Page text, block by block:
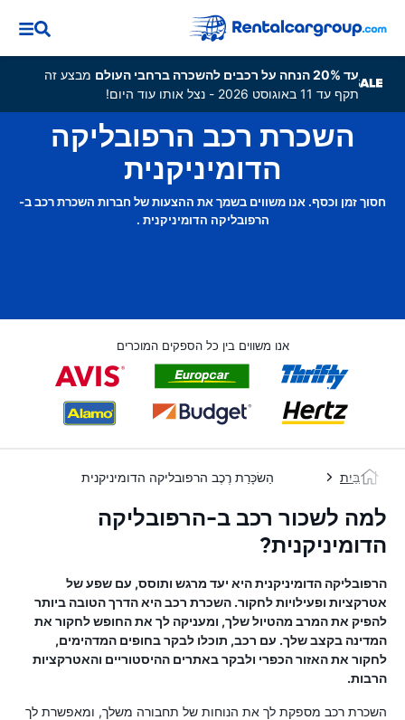
עד 20% הנחה על רכבים להשכרה ברחבי העולם
מבצע זה
תקף עד 11 באוגוסט 2026 - נצל אותו עוד היום!
השכרת רכב הרפובליקה
הדומיניקנית
חסוך זמן וכסף. אנו משווים בשמך את ההצעות של חברות השכרת רכב ב-
הרפובליקה הדומיניקנית .
אנו משווים בין כל הספקים המוכרים
בַּיִת הַשׂכָּרַת רֶכֶב הרפובליקה הדומיניקנית
למה לשכור רכב ב-הרפובליקה
הדומיניקנית?
הרפובליקה הדומיניקנית היא יעד מרגש ותוסס, עם שפע של
אטרקציות ופעילויות לחקור. השכרת רכב היא הדרך הטובה ביותר
להפיק את המרב מהטיול שלך, ומעניקה לך את החופש לחקור את
המדינה בקצב שלך. עם רכב, תוכלו לבקר בחופים המדהימים,
לחקור את האזור הכפרי ולבקר באתרים ההיסטוריים והאטרקציות
הרבות.
השכרת רכב מספקת לך את הנוחות של תחבורה משלך, ומאפשרת לך